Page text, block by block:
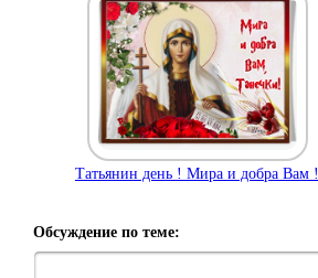
Татьянин день ! Мира и добра Вам !
Обсуждение по теме: